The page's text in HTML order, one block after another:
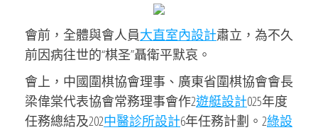
會前，全體與會人員大直室內設計肅立，為不久
前因病往世的“棋圣”聶衛平默哀。
會上，中國圍棋協會理事、廣東省圍棋協會會長
梁偉棠代表協會常務理事會作2遊艇設計025年度
任務總結及202中醫診所設計6年任務計劃。2綠設